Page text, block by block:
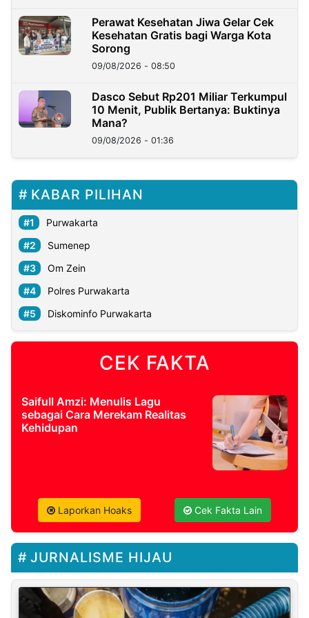
Perawat Kesehatan Jiwa Gelar Cek
Kesehatan Gratis bagi Warga Kota
Sorong
09/08/2026 - 08:50
Dasco Sebut Rp201 Miliar Terkumpul
10 Menit, Publik Bertanya: Buktinya
Mana?
09/08/2026 - 01:36
KABAR PILIHAN
Purwakarta
Sumenep
Om Zein
Polres Purwakarta
Diskominfo Purwakarta
CEK FAKTA
Saifull Amzi: Menulis Lagu
sebagai Cara Merekam Realitas
Kehidupan
Laporkan Hoaks Cek Fakta Lain
JURNALISME HIJAU